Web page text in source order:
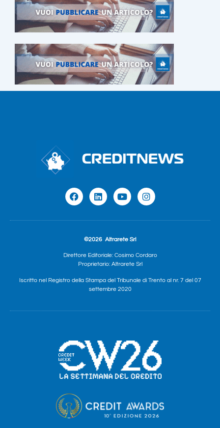
©2026 Altrarete Srl
Direttore Editoriale: Cosimo Cordaro
Proprietario: Altrarete Srl
Iscritto nel Registro della Stampa del Tribunale di Trento al nr. 7 del 07
settembre 2020